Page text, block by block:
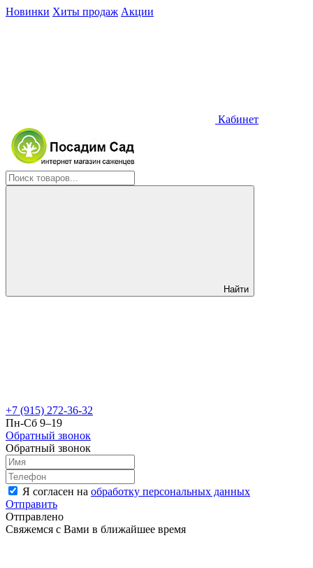
Новинки Хиты продаж Акции
Кабинет
Найти
+7 (915) 272-36-32
Пн-Сб 9–19
Обратный звонок
Обратный звонок
Я согласен на обработку персональных данных
Отправить
Отправлено
Свяжемся с Вами в ближайшее время